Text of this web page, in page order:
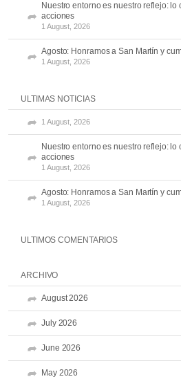
Nuestro entorno es nuestro reflejo:
acciones
1 August, 2026
Agosto: Honramos a San Martín y
1 August, 2026
ULTIMAS NOTICIAS
1 August, 2026
Nuestro entorno es nuestro reflejo:
acciones
1 August, 2026
Agosto: Honramos a San Martín y
1 August, 2026
ULTIMOS COMENTARIOS
ARCHIVO
August 2026
July 2026
June 2026
May 2026